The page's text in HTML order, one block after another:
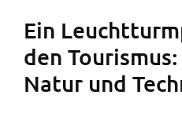
Ein
den
Natur und